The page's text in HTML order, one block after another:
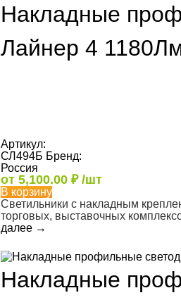
Накладные
Лайнер 4
Артикул:
СЛ494Б Бренд:
Россия
от 5,100.00 ₽/шт
В корзину
Светильники с накладным
торговых, выставочных
далее →
Накладные